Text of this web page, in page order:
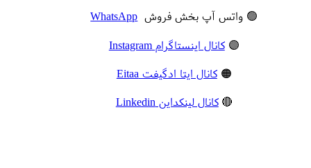
🟢 واتس آپ بخش فروش WhatsApp
🟣کانال اینستاگرام Instagram
🟠کانال ایتا ادگیفت Eitaa
🔴 کانال لینکداین Linkedin